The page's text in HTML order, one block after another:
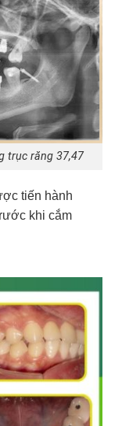
trục răng 37,47
tiến hành
khi cắm